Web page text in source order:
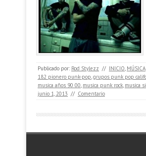
Publicado por: Rod Stylezz // INICIO, MÚSICA
182 pionero punk-pop,grupos punk pop
musica años 90 00, musica punk rock, musica
junio 1, 2013 // Comentario